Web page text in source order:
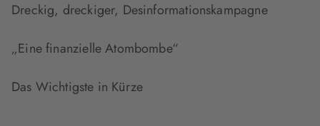
Dreckig, dreckiger, Desinformationskampagne
„Eine finanzielle Atombombe“
Das Wichtigste in Kürze